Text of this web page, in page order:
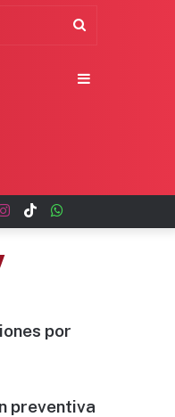
TikTok
Instagram
por
preventiva